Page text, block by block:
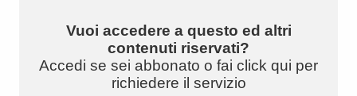
Vuoi accedere a questo ed altri
contenuti riservati?
Accedi se sei abbonato o fai click qui per
richiedere il servizio